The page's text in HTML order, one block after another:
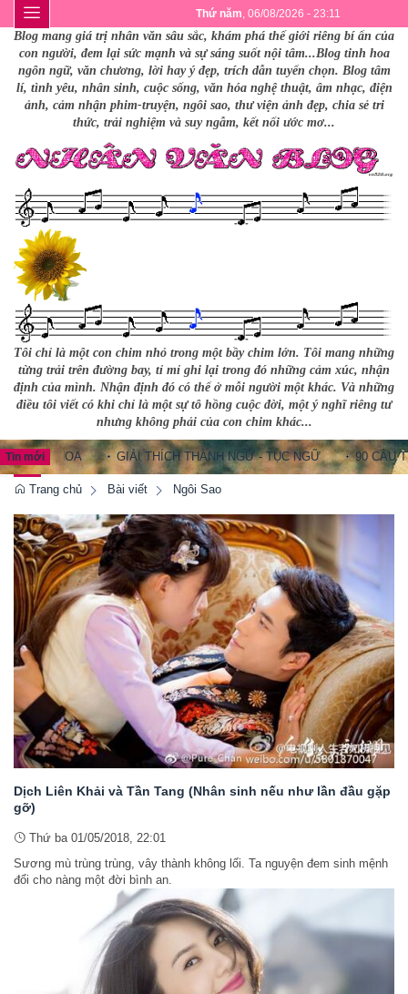
Thứ năm, 06/08/2026 - 23:11
Blog mang giá trị nhân văn sâu sắc, khám phá thế giới riêng bí ẩn của
con người, đem lại sức mạnh và sự sáng suốt nội tâm...Blog tinh hoa
ngôn ngữ, văn chương, lời hay ý đẹp, trích dẫn tuyển chọn. Blog tâm
lí, tình yêu, nhân sinh, cuộc sống, văn hóa nghệ thuật, âm nhạc, điện
ảnh, cảm nhận phim-truyện, ngôi sao, thư viện ảnh đẹp, chia sẻ tri
thức, trải nghiệm và suy ngẫm, kết nối ước mơ...
Tôi chỉ là một con chim nhỏ trong một bầy chim lớn. Tôi mang những
từng trải trên đường bay, tỉ mỉ ghi lại trong đó những cảm xúc, nhận
định của mình. Nhận định đó có thể ở mỗi người một khác. Và những
điều tôi viết có khi chỉ là một sự tô hồng cuộc đời, một ý nghĩ riêng tư
nhưng không phải của con chim khác...
Tin mới
HOA GIẢI THÍCH THÀNH NGỮ - TỤC NGỮ 90 CÂU THÀNH
Trang chủ Bài viết Ngôi Sao
Dịch Liên Khải và Tần Tang (Nhân sinh nếu như lần đầu gặp
gỡ)
Thứ ba 01/05/2018, 22:01
Sương mù trùng trùng, vây thành không lối. Ta nguyện đem sinh mệnh
đổi cho nàng một đời bình an.